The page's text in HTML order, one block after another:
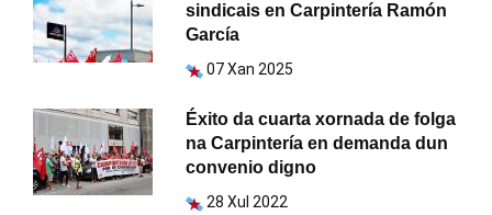
sindicais en Carpintería Ramón
García
07 Xan 2025
Éxito da cuarta xornada de folga
na Carpintería en demanda dun
convenio digno
28 Xul 2022